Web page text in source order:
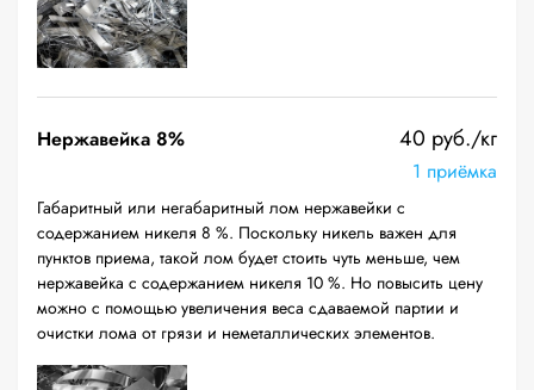
Нержавейка 8% 40 руб./кг
1 приёмка
Габаритный или негабаритный лом нержавейки с
содержанием никеля 8 %. Поскольку никель важен для
пунктов приема, такой лом будет стоить чуть меньше, чем
нержавейка с содержанием никеля 10 %. Но повысить цену
можно с помощью увеличения веса сдаваемой партии и
очистки лома от грязи и неметаллических элементов.